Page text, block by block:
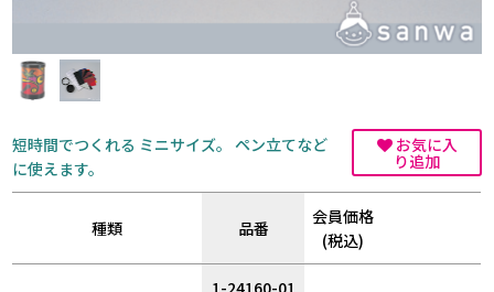
短時間でつくれる ミニサイズ。 ペン立てなど
に使えます。
お気に入
り追加
種類 品番
会員価格
(税込)
1-24160-01